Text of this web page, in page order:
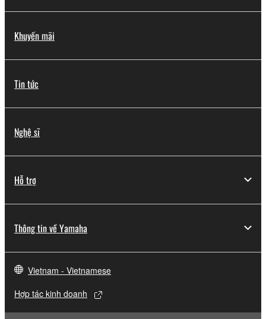
Khuyến mãi
Tin tức
Nghệ sĩ
Hỗ trợ
Thông tin về Yamaha
Vietnam - Vietnamese
Hợp tác kinh doanh